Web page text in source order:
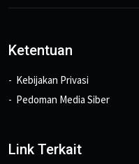
Ketentuan
Kebijakan Privasi
Pedoman Media Siber
Link Terkait